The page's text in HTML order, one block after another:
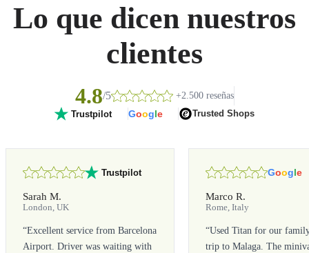
Lo que dicen nuestros
clientes
4.8/5 +2.500 reseñas
Trustpilot Google Trusted Shops
Trustpilot
Sarah M.
London, UK
“Excellent service from Barcelona
Airport. Driver was waiting with
Google
Marco R.
Rome, Italy
“Used Titan for our
trip to Malaga. The